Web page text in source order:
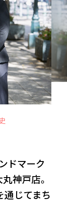
#DX
ドマーク
神戸店。
通じてまち